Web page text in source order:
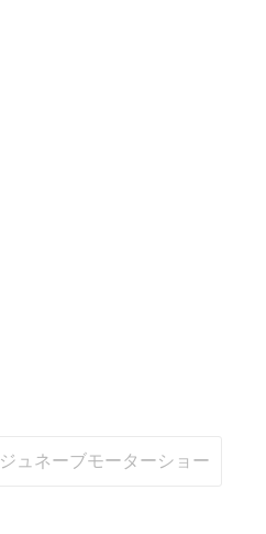
ジュネーブモーターショー